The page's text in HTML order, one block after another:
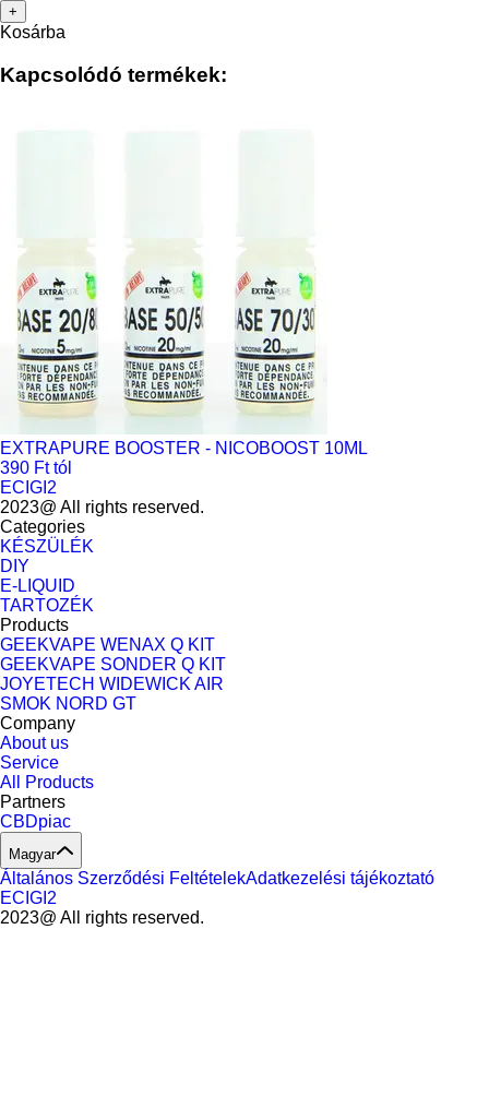
+
Kosárba
Kapcsolódó termékek:
EXTRAPURE BOOSTER - NICOBOOST 10ML
390 Ft tól
ECIGI2
2023@ All rights reserved.
Categories
KÉSZÜLÉK
DIY
E-LIQUID
TARTOZÉK
Products
GEEKVAPE WENAX Q KIT
GEEKVAPE SONDER Q KIT
JOYETECH WIDEWICK AIR
SMOK NORD GT
Company
About us
Service
All Products
Partners
CBDpiac
Magyar
Általános Szerződési FeltételekAdatkezelési tájékoztató
ECIGI2
2023@ All rights reserved.